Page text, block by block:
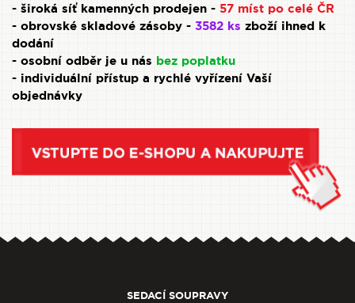
- široká síť kamenných prodejen - 57 míst po celé ČR
- obrovské skladové zásoby - 3582 ks zboží ihned k
dodání
- osobní odběr je u nás bez poplatku
- individuální přístup a rychlé vyřízení Vaší
objednávky
SEDACÍ SOUPRAVY